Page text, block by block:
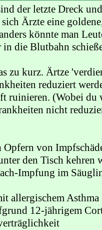
der letzte Dreck
Ärzte eine
könnte man
die Blutbahn
zu kurz. Ärtze
reduziert
ruinieren. (Wobei du
nicht
von
den Tisch kehren
Impfung im
allergischem Asthma
12-jährigem